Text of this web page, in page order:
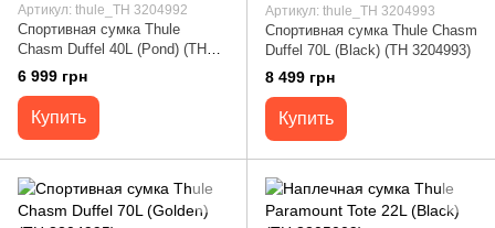
Артикул: thule_TH 3204992
Спортивная сумка Thule
Chasm Duffel 40L (Pond) (TH
3204992)
6 999 грн
Купить
Артикул: thule_TH 3204993
Спортивная сумка Thule Chasm
Duffel 70L (Black) (TH 3204993)
8 499 грн
Купить